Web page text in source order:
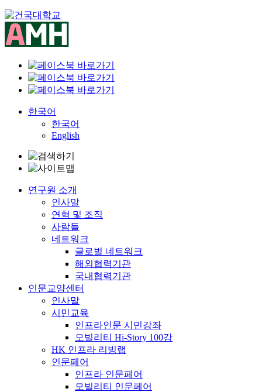
Skip
to
content
한국어
한국어
English
연구원 소개
인사말
연혁 및 조직
사람들
네트워크
글로벌 네트워크
해외협력기관
국내협력기관
인문교양센터
인사말
시민교육
인프라인문 시민강좌
모빌리티 Hi-Story 100강
HK 인프라 리빙랩
인문페어
인프라 인문페어
모빌리티 인문페어